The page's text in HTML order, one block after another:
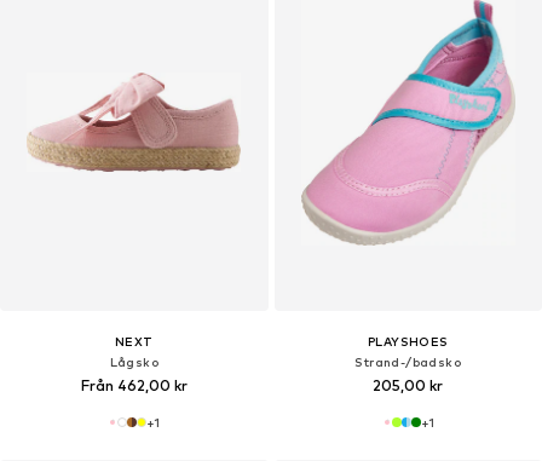
NEXT
Lågsko
Från 462,00 kr
+1
PLAYSHOES
Strand-/badsko
205,00 kr
+1